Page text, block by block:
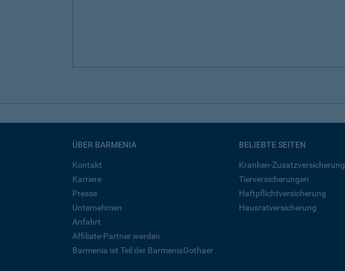
ÜBER BARMENIA
Kontakt
Karriere
Presse
Unternehmen
Anfahrt
Affiliate-Partner werden
Barmenia ist Teil der BarmeniaGothaer
BELIEBTE SEITEN
Kranken-Zusatzversicherung
Tierversicherungen
Haftpflichtversicherung
Hausratversicherung